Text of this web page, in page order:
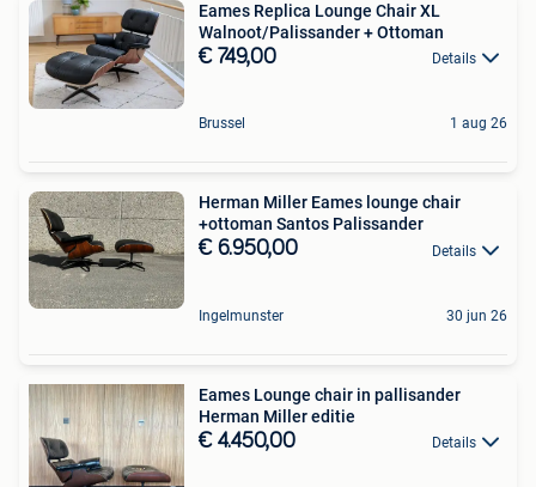
Eames Replica Lounge Chair XL
Walnoot/Palissander + Ottoman
€ 749,00 Details
Brussel 1 aug 26
Herman Miller Eames lounge chair
+ottoman Santos Palissander
€ 6.950,00 Details
Ingelmunster 30 jun 26
Eames Lounge chair in pallisander
Herman Miller editie
€ 4.450,00 Details